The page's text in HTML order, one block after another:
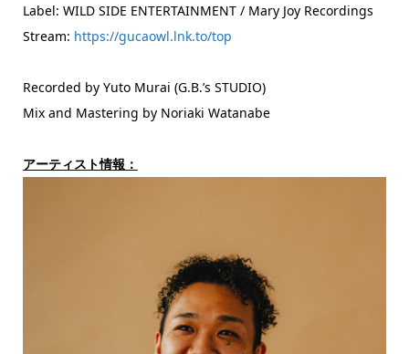
Label: WILD SIDE ENTERTAINMENT / Mary Joy Recordings
Stream: https://gucaowl.lnk.to/top
Recorded by Yuto Murai (G.B.’s STUDIO)
Mix and Mastering by Noriaki Watanabe
アーティスト情報：